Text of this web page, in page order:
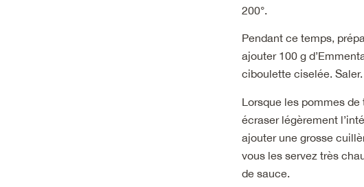
200°.
Pendant ce temps,
ajouter 100 g
ciboulette ciselée. Saler.
Lorsque les pommes
écraser légèrement
ajouter une grosse
vous les servez très
de sauce.